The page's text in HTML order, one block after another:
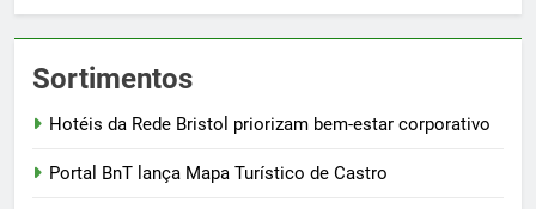
Sortimentos
Hotéis da Rede Bristol priorizam bem-estar corporativo
Portal BnT lança Mapa Turístico de Castro